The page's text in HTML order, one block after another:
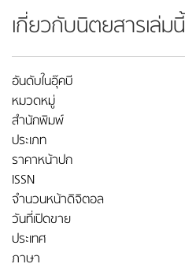
เกี่ยวกับนิตยสารเล่มนี้
อันดับในอุ๊คบี
หมวดหมู่
สำนักพิมพ์
ประเภท
ราคาหน้าปก
ISSN
จำนวนหน้าดิจิตอล
วันที่เปิดขาย
ประเทศ
ภาษา